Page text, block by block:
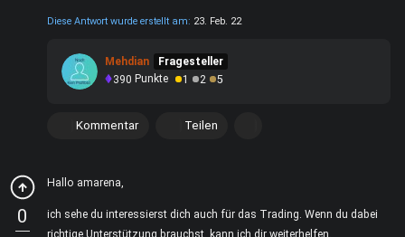
Diese Antwort wurde erstellt am: 23. Feb. 22
Mehdian
Fragesteller
390 Punkte 1 2 5
Kommentar Teilen
0
Hallo amarena,
ich sehe du interessierst dich auch für das Trading. Wenn du dabei
richtige Unterstützung brauchst, kann ich dir weiterhelfen.